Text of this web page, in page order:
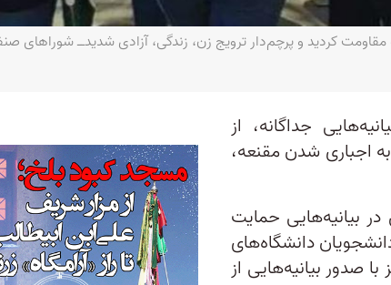
کردید و پرچم‌دار ترویج زن، زندگی، آزادی شدید‌ــ شوراهای
جداگانه، از
اجباری شدن مقنعه،
بیانیه‌هایی حمایت
دانشگاه‌های
صدور بیانیه‌هایی از